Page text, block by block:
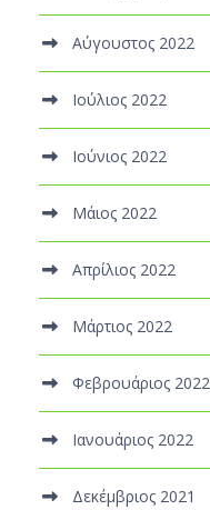
Αύγουστος 2022
Ιούλιος 2022
Ιούνιος 2022
Μάιος 2022
Απρίλιος 2022
Μάρτιος 2022
Φεβρουάριος 2022
Ιανουάριος 2022
Δεκέμβριος 2021